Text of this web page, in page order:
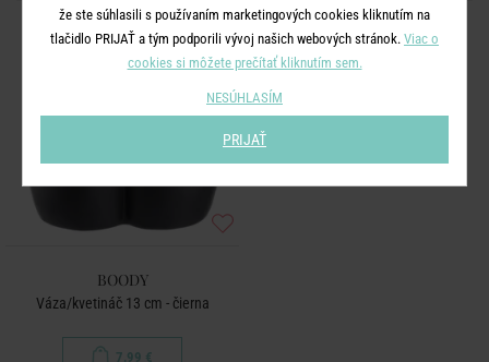
BOODY
Váza/kvetináč 13 cm - čierna
7,99 €
že ste súhlasili s používaním marketingových cookies kliknutím na
tlačidlo PRIJAŤ a tým podporili vývoj našich webových stránok. Viac o
cookies si môžete prečítať kliknutím sem.
NESÚHLASÍM
PRIJAŤ